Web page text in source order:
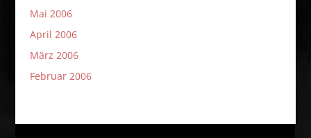
Mai 2006
April 2006
März 2006
Februar 2006